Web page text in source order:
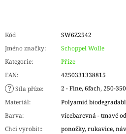
Kód
SW6Z2542
Jméno značky:
Schoppel Wolle
Kategorie:
Příze
EAN: 4250331338815
? Síla příze:
2 - Fine, 6fach, 250-
Materiál:
Polyamid
Barva:
vícebarevná - tmavé
Chci vyrobit::
ponožky, rukavice,